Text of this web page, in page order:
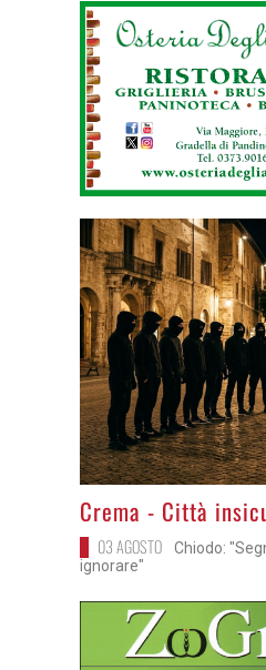
>
Crema - Città
03 AGOSTO
Chiodo:
ignorare"